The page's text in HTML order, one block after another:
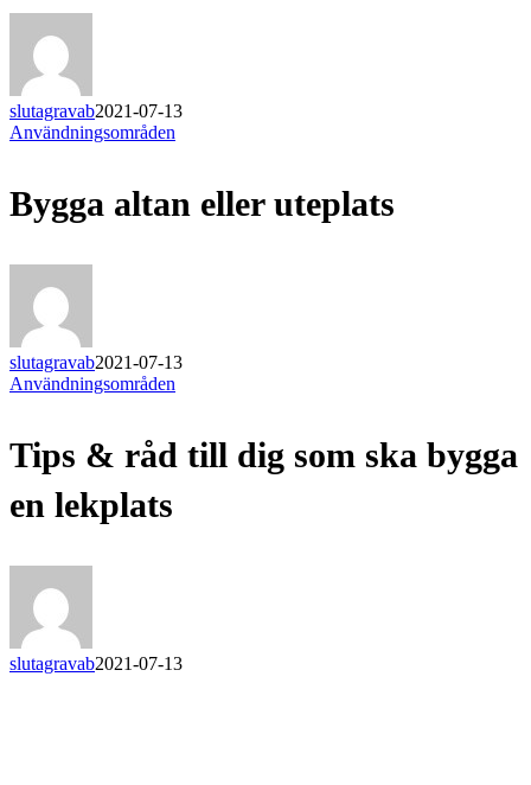
slutagravab2021-07-13
Användningsområden
uteplats
Bygga altan eller uteplats
slutagravab2021-07-13
Användningsområden
till
dig
Tips & råd till dig som ska bygga
en lekplats
slutagravab2021-07-13